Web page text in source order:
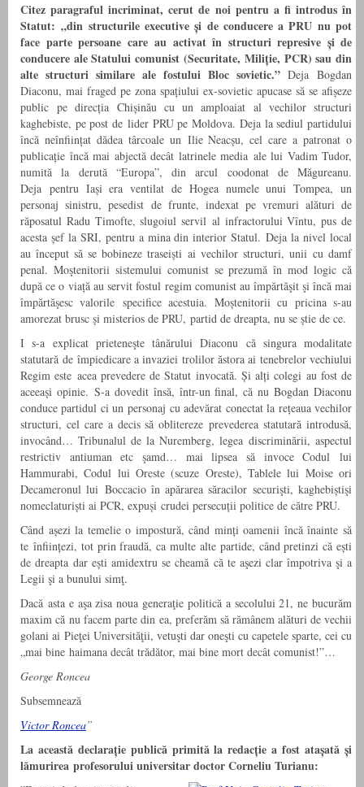
Citez paragraful incriminat, cerut de noi pentru a fi introdus în
Statut: „din structurile executive și de conducere a PRU nu pot
face parte persoane care au activat în structuri represive și de
conducere ale Statului comunist (Securitate, Miliție, PCR) sau din
alte structuri similare ale fostului Bloc sovietic.” Deja Bogdan
Diaconu, mai fraged pe zona spațiului ex-sovietic apucase să se afișeze
public pe direcția Chișinău cu un amploaiat al vechilor structuri
kaghebiste, pe post de lider PRU pe Moldova. Deja la sediul partidului
încă neînființat dădea târcoale un Ilie Neacșu, cel care a patronat o
publicație încă mai abjectă decât latrinele media ale lui Vadim Tudor,
numită la derută “Europa”, din arcul coodonat de Măgureanu.
Deja pentru Iași era ventilat de Hogea numele unui Tompea, un
personaj sinistru, pesedist de frunte, indexat pe vremuri alături de
răposatul Radu Timofte, slugoiul servil al infractorului Vîntu, pus de
acesta șef la SRI, pentru a mina din interior Statul. Deja la nivel local
au început să se bobineze traseiști ai vechilor structuri, unii cu damf
penal. Moştenitorii sistemului comunist se prezumă în mod logic că
după ce o viață au servit fostul regim comunist au împărtăşit şi încă mai
împărtăşesc valorile specifice acestuia. Moștenitorii cu pricina s-au
amorezat brusc și misterios de PRU, partid de dreapta, nu se știe de ce.
I s-a explicat prieteneşte tânărului Diaconu că singura modalitate
statutară de împiedicare a invaziei trolilor ăstora ai tenebrelor vechiului
Regim este acea prevedere de Statut invocată. Și alți colegi au fost de
aceeași opinie. S-a dovedit însă, într-un final, că nu Bogdan Diaconu
conduce partidul ci un personaj cu adevărat conectat la rețeaua vechilor
structuri, cel care a decis să oblitereze prevederea statutară introdusă,
invocând… Tribunalul de la Nuremberg, legea discriminării, aspectul
restrictiv antiuman etc şamd… mai lipsea să invoce Codul lui
Hammurabi, Codul lui Oreste (scuze Oreste), Tablele lui Moise ori
Decameronul lui Boccacio în apărarea săracilor securişti, kaghebiștişi
nomeclaturiști ai PCR, expuși crudei persecuții politice de către PRU.
Când așezi la temelie o impostură, când minți oamenii încă înainte să
te înființezi, tot prin fraudă, ca multe alte partide, când pretinzi că ești
de dreapta dar ești amidextru se cheamă că te aşezi clar împotriva şi a
Legii şi a bunului simţ.
Dacă asta e aşa zisa noua generaţie politică a secolului 21, ne bucurăm
maxim că nu facem parte din ea, preferăm să rămânem alături de vechii
golani ai Pieţei Universităţii, vetuşti dar oneşti cu capetele sparte, cei cu
„mai bine haimana decât trădător, mai bine mort decât comunist!”…
George Roncea
Subsemnează
Victor Roncea”
La această declarație publică primită la redacție a fost atașată și
lămurirea profesorului universitar doctor Corneliu Turianu: